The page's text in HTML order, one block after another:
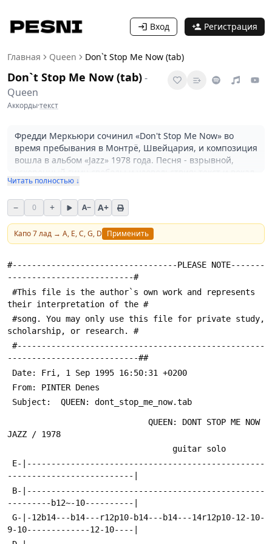
Вход Регистрация
Главная Queen Don`t Stop Me Now (tab)
Don`t Stop Me Now (tab)-
Queen
Аккорды·текст
Фредди Меркьюри сочинил «Don't Stop Me Now» во
время пребывания в Монтрё, Швейцария, и композиция
вошла в альбом «Jazz» 1978 года. Песня - взрывной,
ускоренный гимн свободы и удовольствия: текст и вокал
передают состояние безмятежного восторга и немного
гедонистический настрой. Энергетика трека опирается
на пьянящий темп, яркий пиано-грув и чистое,
уверенное вокальное ведение, поэтому номер легко
вызывает желание подпевать и двигаться. 26 января
1979 года композиция вышла как сингл и стала крупным
Уместно включать «Don't Stop Me Now» в плейлист для
вечеринок, для подъёма настроения и в саундтрек сцен,
где нужна динамичная, позитивная подача. Как
табулатура, файл в заголовке предупреждает о том, что
это авторская интерпретация для учебного
использования, а не точная трансляция студийной
партии - это важно учитывать музыкантам, которые
хотят повторить живой драйв записи. В восприятии
слушателей композиция осталась одной из визитных
карточек группы: простая, яркая и очень эффективная в
прямом эмоциональном воздействии.
Читать полностью ↓
− 0 + A− A+
Капо7лад → A, E, C, G, D Применить
#----------------------------------PLEASE NOTE-------
--------------------------#
their interpretation of the #
scholarship, or research. #
---------------------------##
Date: Fri, 1 Sep 1995 16:50:31 +0200
From: PINTER Denes
Subject:  QUEEN: dont_stop_me_now.tab
JAZZ / 1978
                                  guitar solo
--------------------------|
---------b12~-10----------|
9-10-------------12-10----|